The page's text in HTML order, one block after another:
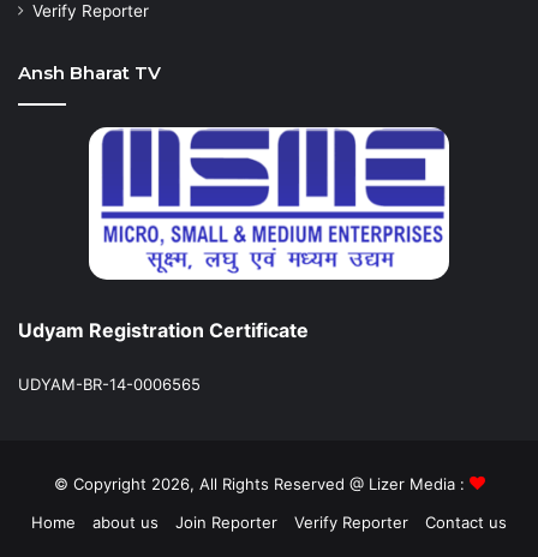
Verify Reporter
Ansh Bharat TV
Udyam Registration Certificate
UDYAM-BR-14-0006565
© Copyright 2026, All Rights Reserved @ Lizer Media :
Home
about us Join Reporter Verify Reporter Contact us